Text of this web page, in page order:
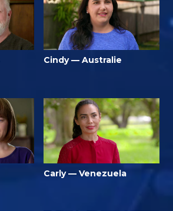
Cindy — Australie
Carly — Venezuela